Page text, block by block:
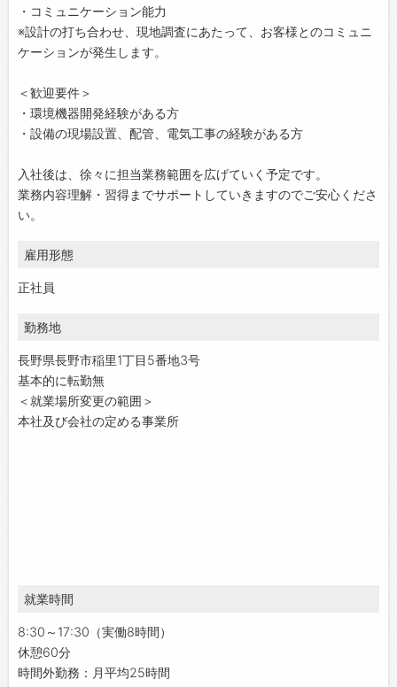
・コミュニケーション能力
※設計の打ち合わせ、現地調査にあたって、お客様とのコミュニ
ケーションが発生します。
＜歓迎要件＞
・環境機器開発経験がある方
・設備の現場設置、配管、電気工事の経験がある方
入社後は、徐々に担当業務範囲を広げていく予定です。
業務内容理解・習得までサポートしていきますのでご安心くださ
い。
雇用形態
正社員
勤務地
長野県長野市稲里1丁目5番地3号
基本的に転勤無
＜就業場所変更の範囲＞
本社及び会社の定める事業所
就業時間
8:30～17:30（実働8時間）
休憩60分
時間外勤務：月平均25時間